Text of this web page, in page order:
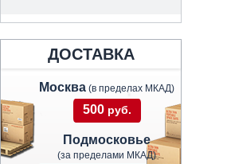
ДОСТАВКА
Москва (в пределах МКАД)
500 руб.
Подмосковье
(за пределами МКАД)